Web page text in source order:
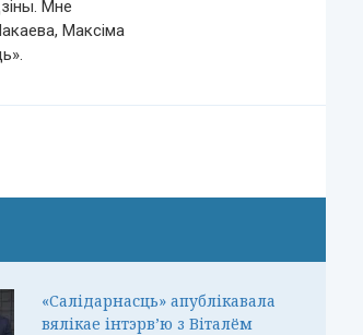
Мне
Максіма
«Салідарнасць» апублікавала
вялікае інтэрв’ю з Віталём